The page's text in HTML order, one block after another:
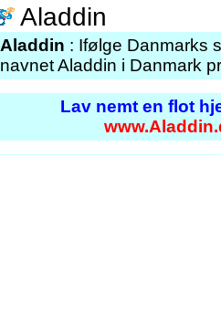
Aladdin
Aladdin : Ifølge Danmarks
navnet Aladdin i Danmark
Lav nemt en flot